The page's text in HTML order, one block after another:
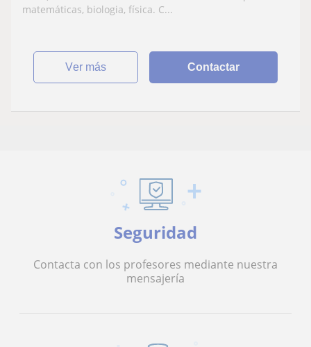
matemáticas, biologia, física. C...
ver más Contactar
Seguridad
Contacta con los profesores mediante nuestra
mensajería